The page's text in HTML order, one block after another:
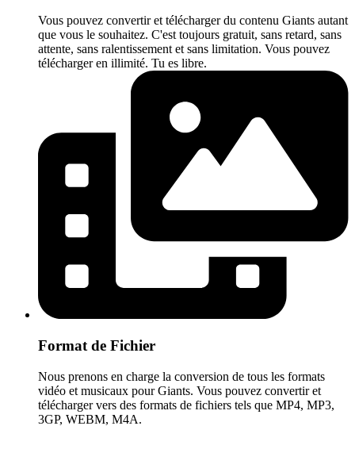
Vous pouvez convertir et télécharger du contenu Giants autant
que vous le souhaitez. C'est toujours gratuit, sans retard, sans
attente, sans ralentissement et sans limitation. Vous pouvez
télécharger en illimité. Tu es libre.
Format de Fichier
Nous prenons en charge la conversion de tous les formats
vidéo et musicaux pour Giants. Vous pouvez convertir et
télécharger vers des formats de fichiers tels que MP4, MP3,
3GP, WEBM, M4A.